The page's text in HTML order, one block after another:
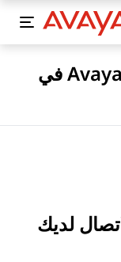
استخدام هاتف Avaya J139 SIP IP في
لديك